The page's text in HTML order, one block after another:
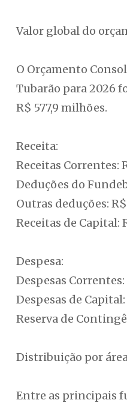
Valor global do
O Orçamento
Tubarão para 2026
R$ 577,9 milhões.
Receita:
Receitas Correntes:
Deduções do
Outras deduções:
Receitas de Capital:
Despesa:
Despesas
Despesas de
Reserva de
Distribuição por
Entre as principais